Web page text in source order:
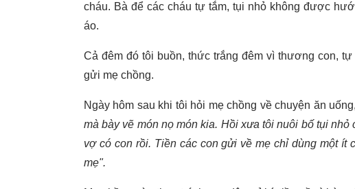
cháu. Bà để các cháu tự tắm, tụi nhỏ không được
áo.
Cả đêm đó tôi buồn, thức trắng đêm vì thương con,
gửi mẹ chồng.
Ngày hôm sau khi tôi hỏi mẹ chồng về chuyện ăn
mà bày vẽ món nọ món kia. Hồi xưa tôi nuôi bố tụi
vợ có con rồi. Tiền các con gửi về mẹ chỉ dùng một
mẹ".